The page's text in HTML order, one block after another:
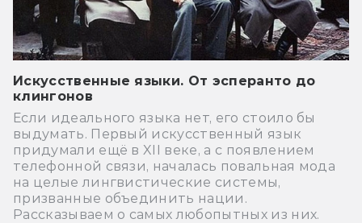
Искусственные языки. От эсперанто до
клингонов
Если идеального языка нет, его стоило бы
выдумать. Первый искусственный язык
придумали ещё в XII веке, а с появлением
телефонной связи, началась повальная мода
на целые лингвистические системы,
призванные объединить нации.
Рассказываем о самых любопытных из них.